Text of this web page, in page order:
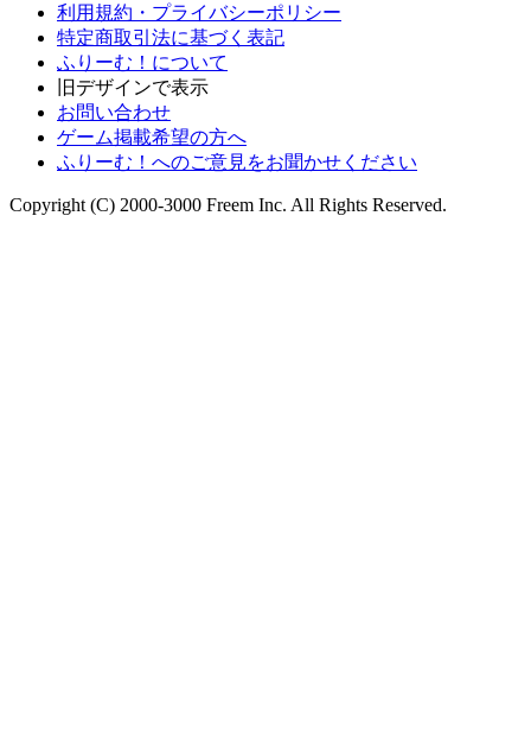
利用規約・プライバシーポリシー
特定商取引法に基づく表記
ふりーむ！について
旧デザインで表示
お問い合わせ
ゲーム掲載希望の方へ
ふりーむ！へのご意見をお聞かせください
Copyright (C) 2000-3000 Freem Inc. All Rights Reserved.